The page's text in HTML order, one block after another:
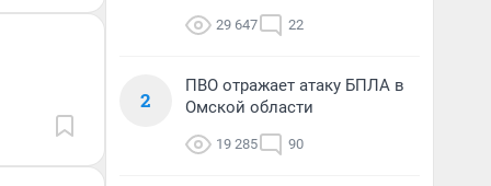
29 647 22
2
ПВО отражает атаку БПЛА в
Омской области
19 285 90